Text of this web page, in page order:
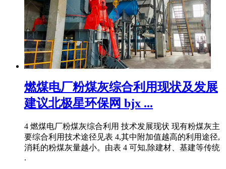
燃煤电厂粉煤灰综合利用现状及发展
建议北极星环保网 bjx ...
4 燃煤电厂粉煤灰综合利用 技术发展现状 现有粉煤灰主
要综合利用技术途径见表 4,其中附加值越高的利用途径,
消耗的粉煤灰量越小。由表 4 可知,除建材、基建等传统
.